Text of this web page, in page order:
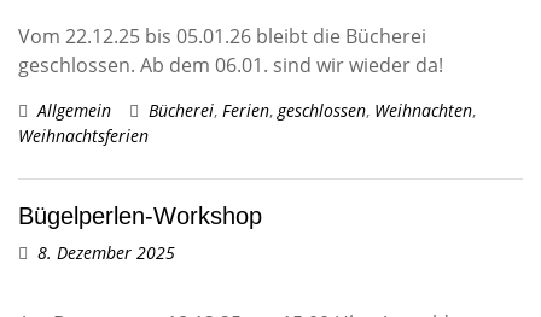
Vom 22.12.25 bis 05.01.26 bleibt die Bücherei
geschlossen. Ab dem 06.01. sind wir wieder da!
Allgemein Bücherei, Ferien,geschlossen, Weihnachten,
Weihnachtsferien
Bügelperlen-Workshop
8. Dezember 2025